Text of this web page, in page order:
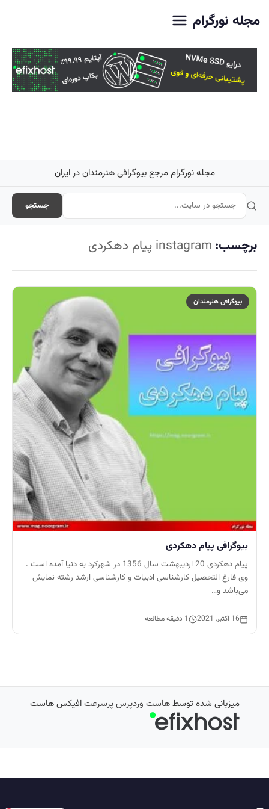
مجله نورگرام
مجله نورگرام مرجع بیوگرافی هنرمندان در ایران
جستجو
برچسب: instagram پیام دهکردی
بیوگرافی هنرمندان
بیوگرافی پیام دهکردی
پیام دهکردی 20 اردیبهشت سال 1356 در شهرکرد به دنیا آمده است .
وی فارغ التحصیل کارشناسی ادبیات و کارشناسی ارشد رشته نمایش
می‌باشد و…
16 اکتبر, 2021 1 دقیقه مطالعه
میزبانی شده توسطهاست وردپرس پرسرعتافیکس هاست